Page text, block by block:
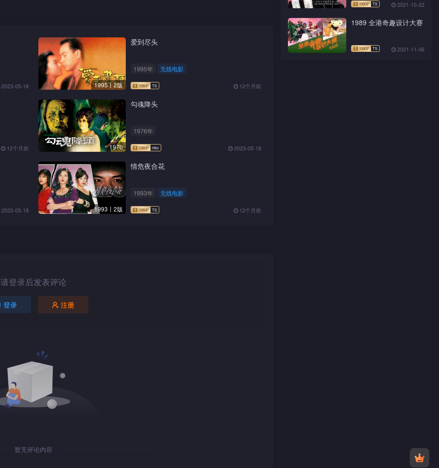
2023-05-18 1995丨2版
爱到尽头
1995年 无线电影
12个月前
12个月前 1976
勾魂降头
1976年
2023-05-18
2023-05-18 1993丨2版
情危夜合花
1993年 无线电影
12个月前
请登录后发表评论
登录 注册
暂无评论内容
2021-10-22
1989 全港奇趣设计大赛
2021-11-06